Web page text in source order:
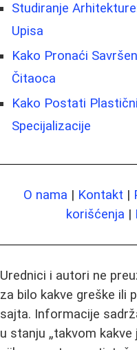
Studiranje
Upisa
Kako Pronaći
Čitaoca
Kako Postati
Specijalizacije
O nama | Kontakt |
korišćenja |
Urednici i autori ne
za bilo kakve greške ili
sajta. Informacije
u stanju „takvom kakve